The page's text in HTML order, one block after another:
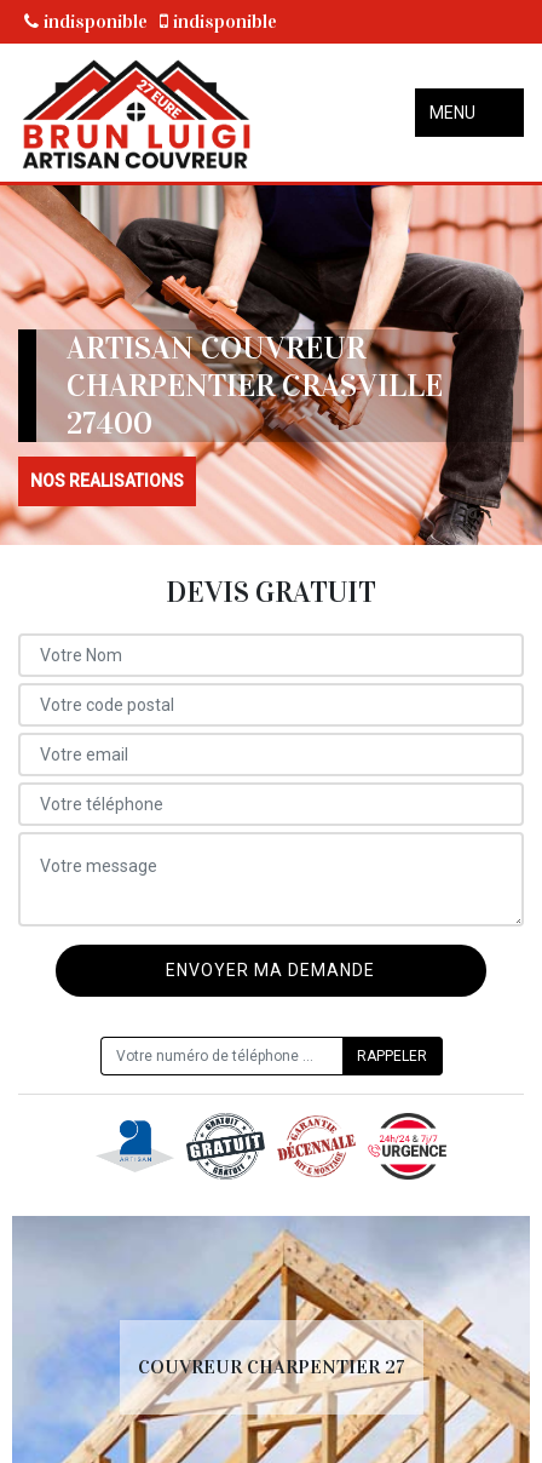
indisponible indisponible
MENU
ARTISAN COUVREUR
CHARPENTIER CRASVILLE
27400
NOS REALISATIONS
DEVIS GRATUIT
COUVREUR CHARPENTIER 27